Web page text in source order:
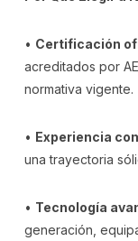
• Certificación
acreditados por
normativa vigente.
• Experiencia
una trayectoria
• Tecnología
generación,